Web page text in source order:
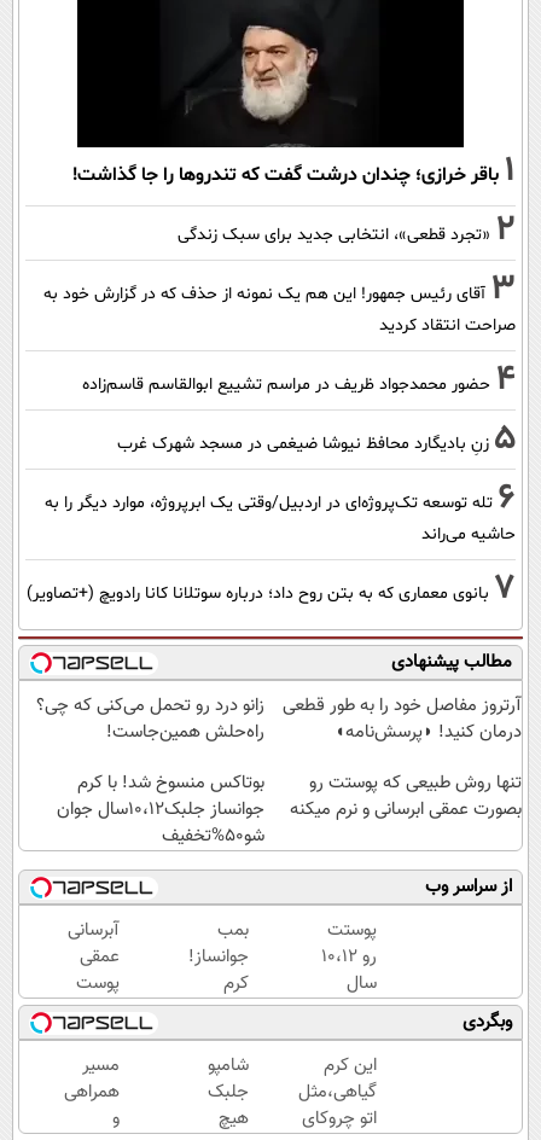
1 باقر خرازی؛ چندان درشت گفت که تندروها را جا گذاشت!
2 «تجرد قطعی»، انتخابی جدید برای سبک زندگی
3 آقای رئیس جمهور! این هم یک نمونه از حذف که در گزارش خود به
صراحت انتقاد کردید
4 حضور محمدجواد ظریف در مراسم تشییع ابوالقاسم قاسم‌زاده
5 زنِ بادیگارد محافظ نیوشا ضیغمی در مسجد شهرک غرب
6 تله توسعه تک‌پروژه‌ای در اردبیل/وقتی یک ابرپروژه، موارد دیگر را به
حاشیه می‌راند
7 بانوی معماری که به بتن روح داد؛ درباره سوتلانا کانا رادویچ (+تصاویر)
مطالب پیشنهادی
آرتروز مفاصل خود را به طور قطعی
درمان کنید! ◗پرسش‌نامه◖
زانو درد رو تحمل می‌کنی که چی؟
راه‌حلش همین‌جاست!
تنها روش طبیعی که پوستت رو
بصورت عمقی ابرسانی و نرم میکنه
بوتاکس منسوخ شد! با کرم
جوانساز جلبک10،12سال جوان
شو50%تخفیف
از سراسر وب
پوستت
رو 10،12
سال
جوان
کن
(تخفیف
تا
امشب)
بمب
جوانساز!
کرم
بوتاکس
جلبک
اسپیرولینا50%تخفیف
آبرسانی
عمقی
پوست
در
تابستان
با کرم
جوانساز
آلمانی!
وبگردی
این کرم
گیاهی،مثل
اتو چروکای
شامپو
جلبک
هیچ
مسیر
همراهی
و